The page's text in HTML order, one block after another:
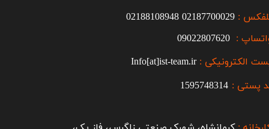
:
02187700029
02188108948
الکترونیکی :Info[at]ist-team.ir
:
پستی : 1595748314